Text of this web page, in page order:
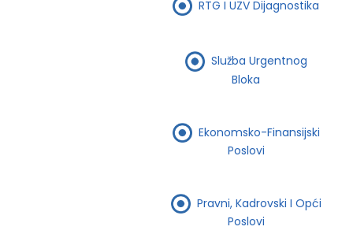
RTG I UZV Dijagnostika
Služba Urgentnog
Bloka
Ekonomsko-Finansijski
Poslovi
Pravni, Kadrovski I Opći
Poslovi